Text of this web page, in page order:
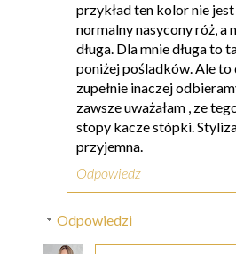
przykład ten kolor nie
normalny nasycony róż, a
długa. Dla mnie długa to
poniżej pośladków. Ale
zupełnie inaczej
zawsze uważałam , ze
stopy kacze stópki.
przyjemna.
Odpowiedz
Odpowiedzi